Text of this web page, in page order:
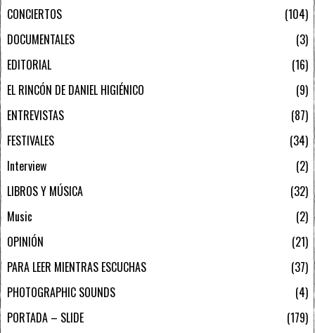
CONCIERTOS
104
DOCUMENTALES
3
EDITORIAL
16
EL RINCÓN DE DANIEL HIGIÉNICO
9
ENTREVISTAS
87
FESTIVALES
34
Interview
2
LIBROS Y MÚSICA
32
Music
2
OPINIÓN
21
PARA LEER MIENTRAS ESCUCHAS
37
PHOTOGRAPHIC SOUNDS
4
PORTADA – SLIDE
179